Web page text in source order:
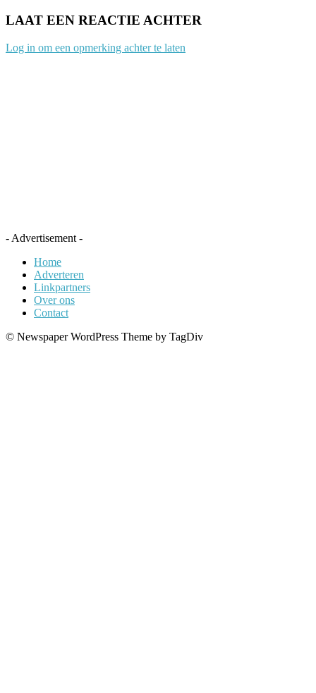
LAAT EEN REACTIE ACHTER
Log in om een opmerking achter te laten
- Advertisement -
Home
Adverteren
Linkpartners
Over ons
Contact
© Newspaper WordPress Theme by TagDiv